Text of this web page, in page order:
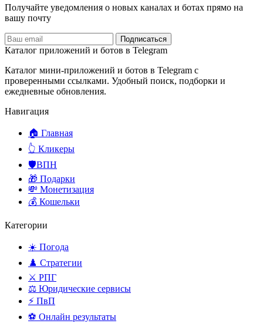
Получайте уведомления о новых каналах и ботаx прямо на
вашу почту
Подписаться
Каталог приложений и ботов в Telegram
Каталог мини-приложений и ботов в Telegram с
проверенными ссылками. Удобный поиск, подборки и
ежедневные обновления.
Навигация
🏠 Главная
👆 Кликеры
🛡️ВПН
🎁 Подарки
💸 Монетизация
💰 Кошельки
Категории
☀️ Погода
♟️ Стратегии
⚔️ РПГ
⚖️ Юридические сервисы
⚡ ПвП
⚽ Онлайн результаты